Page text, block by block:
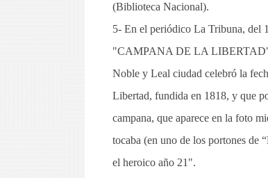
(Biblioteca Nacional).
5- En el periódico La Tribuna, del
"CAMPANA DE LA LIBERTAD".
Noble y Leal ciudad celebró la
Libertad, fundida en 1818, y que
campana, que aparece en la foto
tocaba (en uno de los portones de
el heroico año 21".